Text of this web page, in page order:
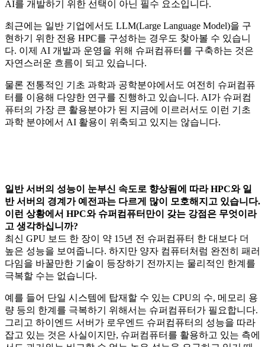
AI를 개발하기 위한 선택이 아닌 필수 요소입니다.
최근에는 일반 기업에서도 LLM(Large Language Model)을 구
현하기 위한 전용 HPC를 구성하는 경우도 찾아볼 수 있습니
다. 이제 AI 개발과 운영을 위해 슈퍼컴퓨터를 구축하는 것은
자연스러운 흐름이 되고 있습니다.
물론 전통적인 기초 과학과 공학분야에서도 여전히 슈퍼컴퓨
터를 이용해 다양한 연구를 진행하고 있습니다. AI가 슈퍼컴
퓨터의 가장 큰 활용분야가 된 지금에 이르러서도 이런 기초
과학 분야에서 AI 활용이 위축되고 있지는 않습니다.
일반 서버의 성능이 눈부신 속도로 향상됨에 따라 HPC와 일
반 서버의 경계가 예전과는 다르게 많이 모호해지고 있습니다.
이런 상황에서 HPC와 슈퍼컴퓨터만이 갖는 강점은 무엇이라
고 생각하십니까?
최신 GPU 보드 한 장이 약 15년 전 슈퍼컴퓨터 한 대보다 더
높은 성능을 보여줍니다. 하지만 양자 컴퓨터처럼 완전히 패러
다임을 바꿀만한 기술이 등장하기 전까지는 물리적인 한계를
극복할 수는 없습니다.
예를 들어 단일 시스템에 탑재할 수 있는 CPU의 수, 메모리 용
량 등의 한계를 극복하기 위해서는 슈퍼컴퓨터가 필요합니다.
그리고 하이엔드 서버가 로우엔드 슈퍼컴퓨터의 성능을 따라
잡고 있는 것은 사실이지만, 슈퍼컴퓨터를 활용하고 있는 측에